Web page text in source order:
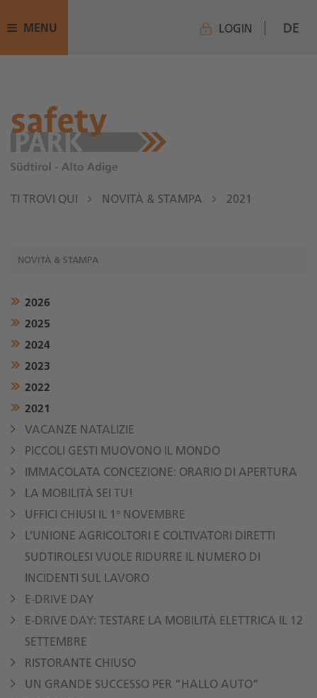
MENU LOGIN DE
TI TROVI QUI NOVITÀ & STAMPA 2021
NOVITÀ & STAMPA
2026
2025
2024
2023
2022
2021
VACANZE NATALIZIE
PICCOLI GESTI MUOVONO IL MONDO
IMMACOLATA CONCEZIONE: ORARIO DI APERTURA
LA MOBILITÀ SEI TU!
UFFICI CHIUSI IL 1° NOVEMBRE
L’UNIONE AGRICOLTORI E COLTIVATORI DIRETTI
SUDTIROLESI VUOLE RIDURRE IL NUMERO DI
INCIDENTI SUL LAVORO
E-DRIVE DAY
E-DRIVE DAY: TESTARE LA MOBILITÀ ELETTRICA IL 12
SETTEMBRE
RISTORANTE CHIUSO
UN GRANDE SUCCESSO PER “HALLO AUTO”